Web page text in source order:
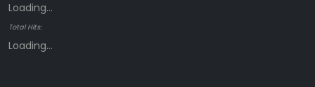
Loading...
Total Hits:
Loading...